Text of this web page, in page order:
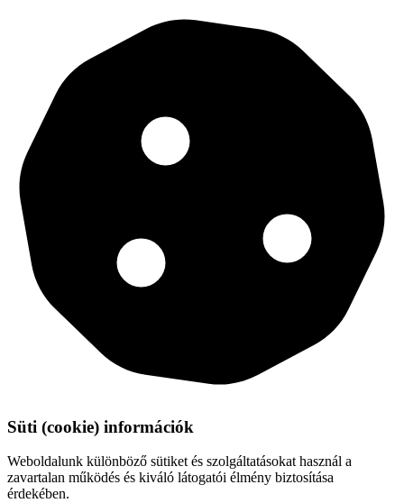
Süti (cookie) információk
Weboldalunk különböző sütiket és szolgáltatásokat használ a
zavartalan működés és kiváló látogatói élmény biztosítása
érdekében.